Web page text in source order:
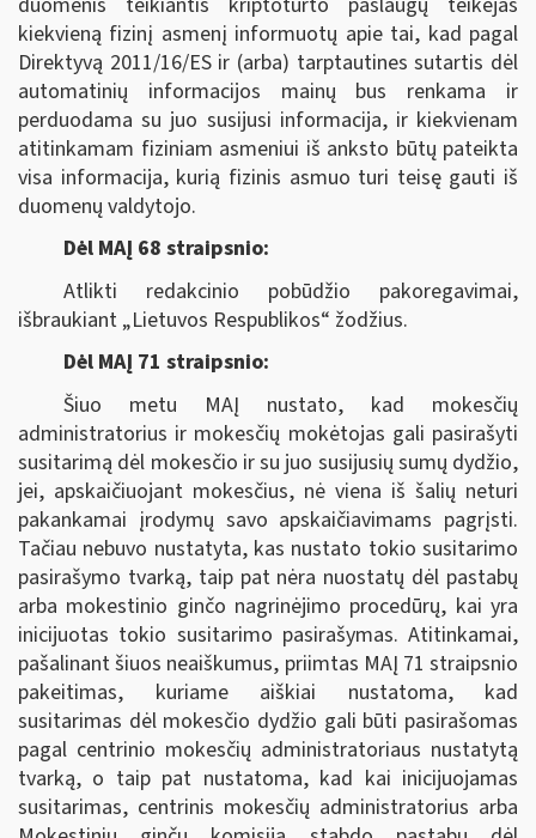
kiekvieną fizinį asmenį informuotų apie tai, kad pagal
Direktyvą 2011/16/ES ir (arba) tarptautines sutartis dėl
automatinių informacijos mainų bus renkama ir
perduodama su juo susijusi informacija, ir kiekvienam
atitinkamam fiziniam asmeniui iš anksto būtų pateikta
visa informacija, kurią fizinis asmuo turi teisę gauti iš
duomenų valdytojo.
Dėl MAĮ 68 straipsnio:
Atlikti redakcinio pobūdžio pakoregavimai,
išbraukiant „Lietuvos Respublikos“ žodžius.
Dėl MAĮ 71 straipsnio:
Šiuo metu MAĮ nustato, kad mokesčių
administratorius ir mokesčių mokėtojas gali pasirašyti
susitarimą dėl mokesčio ir su juo susijusių sumų dydžio,
jei, apskaičiuojant mokesčius, nė viena iš šalių neturi
pakankamai įrodymų savo apskaičiavimams pagrįsti.
Tačiau nebuvo nustatyta, kas nustato tokio susitarimo
pasirašymo tvarką, taip pat nėra nuostatų dėl pastabų
arba mokestinio ginčo nagrinėjimo procedūrų, kai yra
inicijuotas tokio susitarimo pasirašymas. Atitinkamai,
pašalinant šiuos neaiškumus, priimtas MAĮ 71 straipsnio
pakeitimas, kuriame aiškiai nustatoma, kad
susitarimas dėl mokesčio dydžio gali būti pasirašomas
pagal centrinio mokesčių administratoriaus nustatytą
tvarką, o taip pat nustatoma, kad kai inicijuojamas
susitarimas, centrinis mokesčių administratorius arba